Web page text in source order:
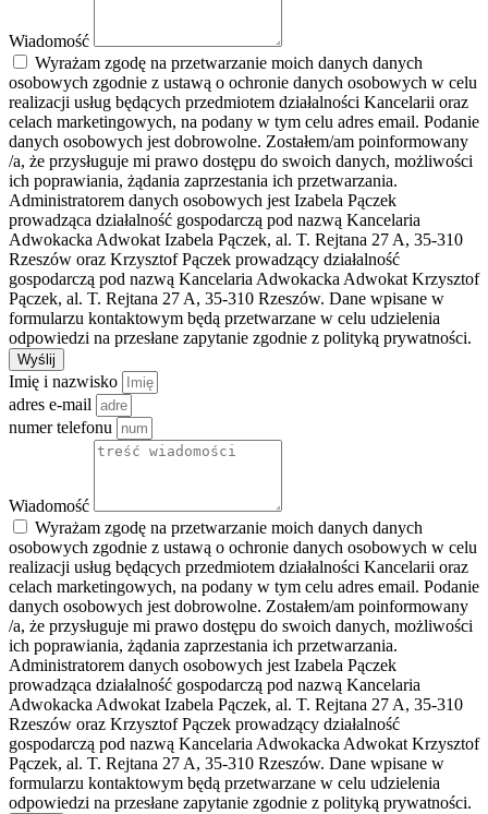
Wiadomość
Wyrażam zgodę na przetwarzanie moich danych danych
osobowych zgodnie z ustawą o ochronie danych osobowych w celu
realizacji usług będących przedmiotem działalności Kancelarii oraz
celach marketingowych, na podany w tym celu adres email. Podanie
danych osobowych jest dobrowolne. Zostałem/am poinformowany
/a, że przysługuje mi prawo dostępu do swoich danych, możliwości
ich poprawiania, żądania zaprzestania ich przetwarzania.
Administratorem danych osobowych jest Izabela Pączek
prowadząca działalność gospodarczą pod nazwą Kancelaria
Adwokacka Adwokat Izabela Pączek, al. T. Rejtana 27 A, 35-310
Rzeszów oraz Krzysztof Pączek prowadzący działalność
gospodarczą pod nazwą Kancelaria Adwokacka Adwokat Krzysztof
Pączek, al. T. Rejtana 27 A, 35-310 Rzeszów. Dane wpisane w
formularzu kontaktowym będą przetwarzane w celu udzielenia
odpowiedzi na przesłane zapytanie zgodnie z polityką prywatności.
Wyślij
Imię i nazwisko
adres e-mail
numer telefonu
Wiadomość
Wyrażam zgodę na przetwarzanie moich danych danych
osobowych zgodnie z ustawą o ochronie danych osobowych w celu
realizacji usług będących przedmiotem działalności Kancelarii oraz
celach marketingowych, na podany w tym celu adres email. Podanie
danych osobowych jest dobrowolne. Zostałem/am poinformowany
/a, że przysługuje mi prawo dostępu do swoich danych, możliwości
ich poprawiania, żądania zaprzestania ich przetwarzania.
Administratorem danych osobowych jest Izabela Pączek
prowadząca działalność gospodarczą pod nazwą Kancelaria
Adwokacka Adwokat Izabela Pączek, al. T. Rejtana 27 A, 35-310
Rzeszów oraz Krzysztof Pączek prowadzący działalność
gospodarczą pod nazwą Kancelaria Adwokacka Adwokat Krzysztof
Pączek, al. T. Rejtana 27 A, 35-310 Rzeszów. Dane wpisane w
formularzu kontaktowym będą przetwarzane w celu udzielenia
odpowiedzi na przesłane zapytanie zgodnie z polityką prywatności.